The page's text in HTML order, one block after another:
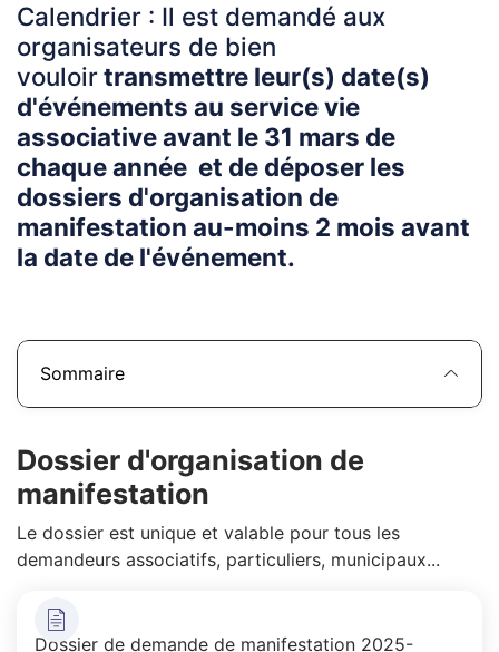
Calendrier : Il est demandé aux
organisateurs de bien
vouloirtransmettre leur(s) date(s)
d'événements au service vie
associative avant le 31 mars de
chaque année et de déposer les
dossiers d'organisation de
manifestation au-moins 2 mois avant
la date de l'événement.
Sommaire
Dossier d'organisation de
manifestation
Le dossier est unique et valable pour tous les
demandeurs associatifs, particuliers, municipaux...
Dossier de demande de manifestation 2025-